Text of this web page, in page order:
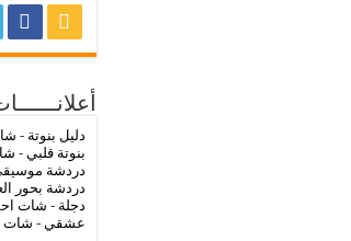
دليل بنوتة -
بنوتة قلبي -
دردشة
دردشة بحور
دجلة - شات
عشقي - شات